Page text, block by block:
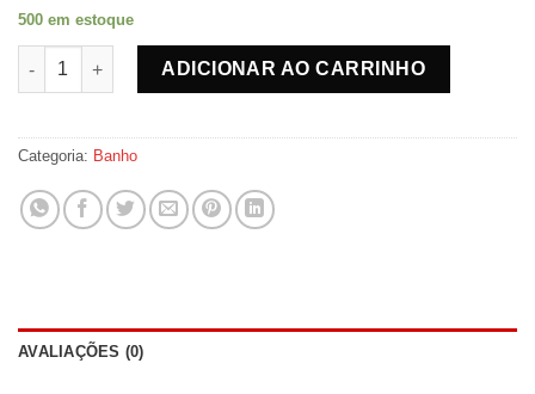
original
era:
R$ 32,00.
atual
é:
R$ 30,00.
500 em estoque
Kit de Banho Bela quantidade
ADICIONAR AO CARRINHO
Categoria: Banho
AVALIAÇÕES (0)